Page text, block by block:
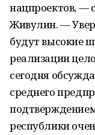
нацпроектов, —
Живулин. —
будут высокие
реализации
сегодня
среднего
республики